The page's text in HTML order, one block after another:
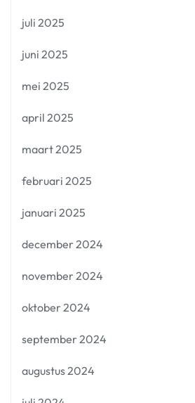
juli 2025
juni 2025
mei 2025
april 2025
maart 2025
februari 2025
januari 2025
december 2024
november 2024
oktober 2024
september 2024
augustus 2024